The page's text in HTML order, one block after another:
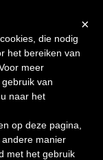
Shop
×
die nodig
het bereiken van
meer
van
naar het
op deze pagina,
manier
met het gebruik